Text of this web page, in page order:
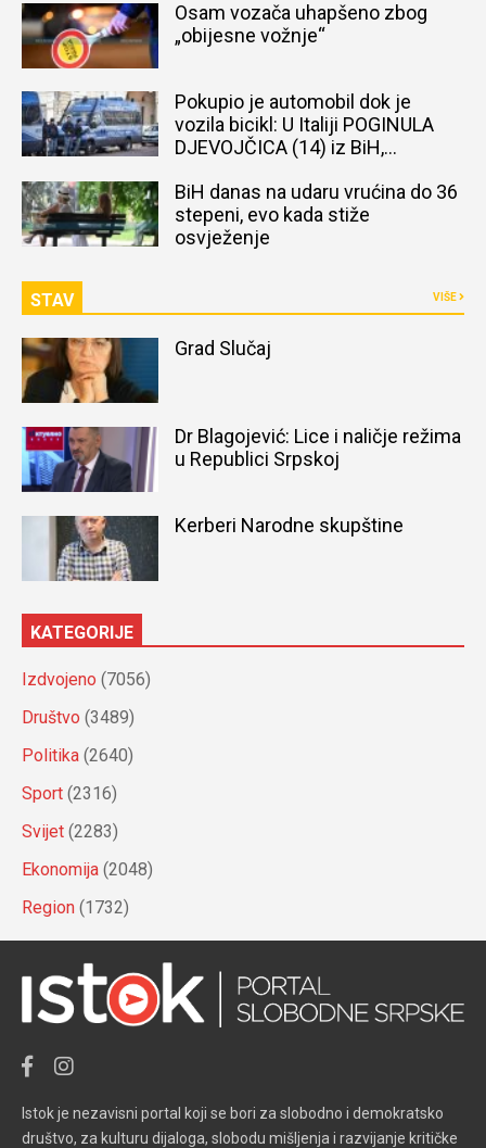
Osam vozača uhapšeno zbog
„obijesne vožnje“
Pokupio je automobil dok je
vozila bicikl: U Italiji POGINULA
DJEVOJČICA (14) iz BiH,
BiH danas na udaru vrućina do 36
stepeni, evo kada stiže
osvježenje
STAV VIŠE
Grad Slučaj
Dr Blagojević: Lice i naličje režima
u Republici Srpskoj
Kerberi Narodne skupštine
KATEGORIJE
Izdvojeno (7056)
Društvo (3489)
Politika (2640)
Sport (2316)
Svijet (2283)
Ekonomija (2048)
Region (1732)
Istok je nezavisni portal koji se bori za slobodno i demokratsko
društvo, za kulturu dijaloga, slobodu mišljenja i razvijanje kritičke